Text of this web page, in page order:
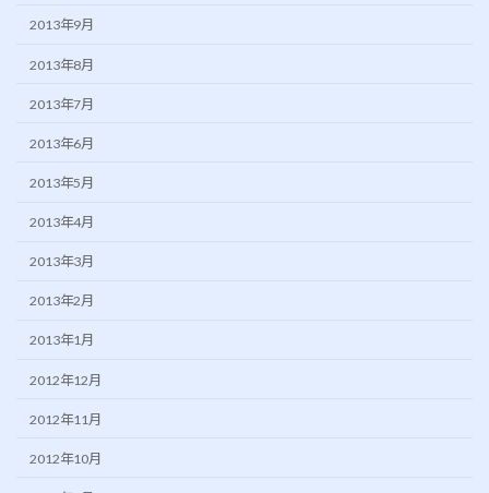
2013年9月
2013年8月
2013年7月
2013年6月
2013年5月
2013年4月
2013年3月
2013年2月
2013年1月
2012年12月
2012年11月
2012年10月